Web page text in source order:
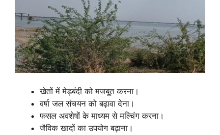
खेतों में मेड़बंदी को मजबूत करना।
वर्षा जल संचयन को बढ़ावा देना।
फसल अवशेषों के माध्यम से मल्चिंग करना।
जैविक खादों का उपयोग बढ़ाना।